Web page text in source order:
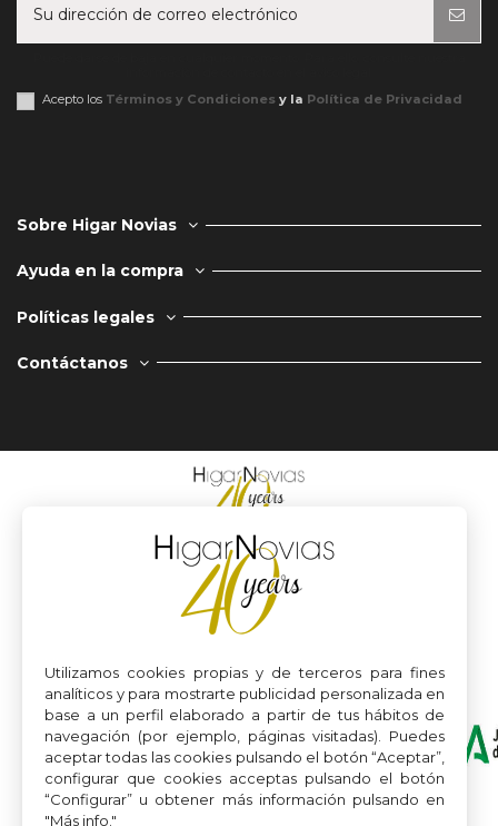
Acepto los Términos y Condiciones y la Política de Privacidad
Sobre Higar Novias
Ayuda en la compra
Políticas legales
Contáctanos
Utilizamos cookies propias y de terceros para fines
analíticos y para mostrarte publicidad personalizada en
base a un perfil elaborado a partir de tus hábitos de
navegación (por ejemplo, páginas visitadas). Puedes
aceptar todas las cookies pulsando el botón “Aceptar”,
configurar que cookies acceptas pulsando el botón
“Configurar” u obtener más información pulsando en
"Más info."